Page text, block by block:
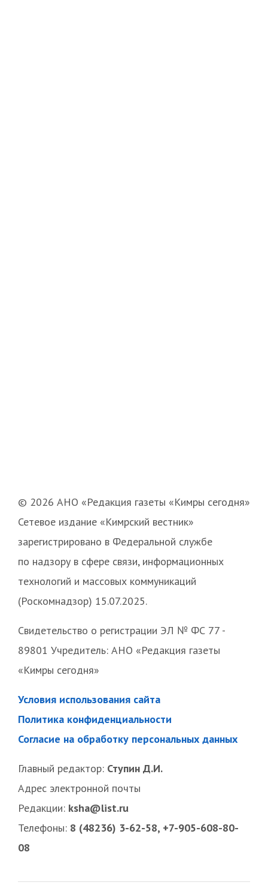
© 2026 АНО «Редакция газеты «Кимры сегодня»
Сетевое издание «Кимрский вестник»
зарегистрировано в Федеральной службе
по надзору в сфере связи, информационных
технологий и массовых коммуникаций
(Роскомнадзор) 15.07.2025.
Свидетельство о регистрации ЭЛ № ФС 77 -
89801 Учредитель: АНО «Редакция газеты
«Кимры сегодня»
Условия использования сайта
Политика конфиденциальности
Согласие на обработку персональных данных
Главный редактор: Ступин Д.И.
Адрес электронной почты
Редакции: ksha@list.ru
Телефоны: 8 (48236) 3-62-58, +7-905-608-80-
08